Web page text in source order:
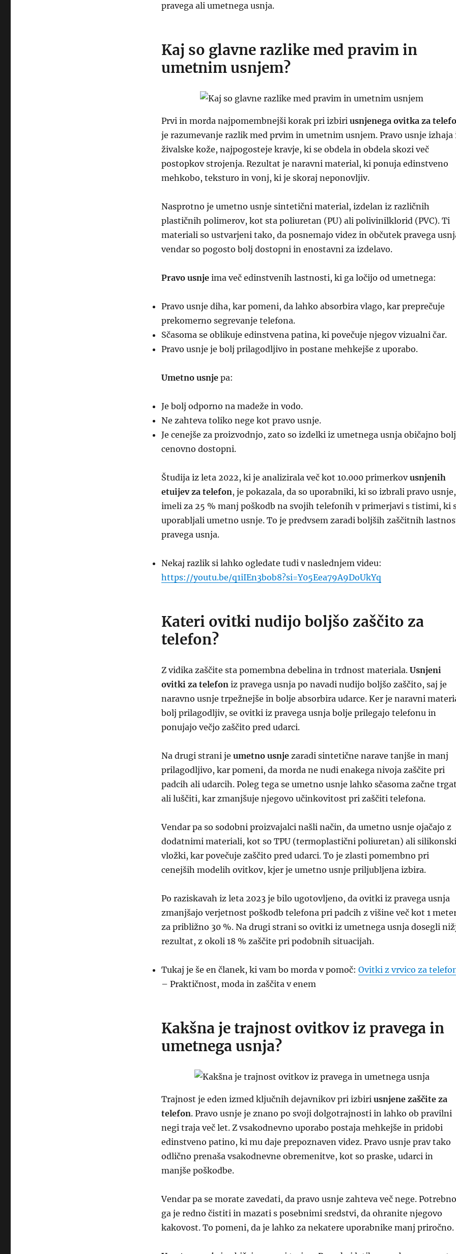
pravega ali umetnega usnja.
Kaj so glavne razlike med pravim in
umetnim usnjem?
Prvi in morda najpomembnejši korak pri izbiri usnjenega ovitka za
je razumevanje razlik med prvim in umetnim usnjem. Pravo usnje izhaja
živalske kože, najpogosteje kravje, ki se obdela in obdela skozi več
postopkov strojenja. Rezultat je naravni material, ki ponuja edinstveno
mehkobo, teksturo in vonj, ki je skoraj neponovljiv.
Nasprotno je umetno usnje sintetični material, izdelan iz različnih
plastičnih polimerov, kot sta poliuretan (PU) ali polivinilklorid (PVC). Ti
materiali so ustvarjeni tako, da posnemajo videz in občutek pravega
vendar so pogosto bolj dostopni in enostavni za izdelavo.
Pravo usnjeima več edinstvenih lastnosti, ki ga ločijo od umetnega:
Pravo usnje diha, kar pomeni, da lahko absorbira vlago, kar preprečuje
prekomerno segrevanje telefona.
Sčasoma se oblikuje edinstvena patina, ki povečuje njegov vizualni čar.
Pravo usnje je bolj prilagodljivo in postane mehkejše z uporabo.
Umetno usnjepa:
Je bolj odporno na madeže in vodo.
Ne zahteva toliko nege kot pravo usnje.
Je cenejše za proizvodnjo, zato so izdelki iz umetnega usnja običajno bolj
cenovno dostopni.
Študija iz leta 2022, ki je analizirala več kot 10.000 primerkovusnjenih
etuijev za telefon, je pokazala, da so uporabniki, ki so izbrali pravo usnje,
imeli za 25 % manj poškodb na svojih telefonih v primerjavi s tistimi, ki
uporabljali umetno usnje. To je predvsem zaradi boljših zaščitnih
pravega usnja.
Nekaj razlik si lahko ogledate tudi v naslednjem videu:
https://youtu.be/q1iIEn3bob8?si=Y05Eea79A9DoUkYq
Kateri ovitki nudijo boljšo zaščito za
telefon?
Z vidika zaščite sta pomembna debelina in trdnost materiala. Usnjeni
ovitki za telefoniz pravega usnja po navadi nudijo boljšo zaščito, saj je
naravno usnje trpežnejše in bolje absorbira udarce. Ker je naravni
bolj prilagodljiv, se ovitki iz pravega usnja bolje prilegajo telefonu in
ponujajo večjo zaščito pred udarci.
Na drugi strani je umetno usnjezaradi sintetične narave tanjše in manj
prilagodljivo, kar pomeni, da morda ne nudi enakega nivoja zaščite pri
padcih ali udarcih. Poleg tega se umetno usnje lahko sčasoma začne
ali luščiti, kar zmanjšuje njegovo učinkovitost pri zaščiti telefona.
Vendar pa so sodobni proizvajalci našli način, da umetno usnje ojačajo z
dodatnimi materiali, kot so TPU (termoplastični poliuretan) ali silikonski
vložki, kar povečuje zaščito pred udarci. To je zlasti pomembno pri
cenejših modelih ovitkov, kjer je umetno usnje priljubljena izbira.
Po raziskavah iz leta 2023 je bilo ugotovljeno, da ovitki iz pravega usnja
zmanjšajo verjetnost poškodb telefona pri padcih z višine več kot 1
za približno 30 %. Na drugi strani so ovitki iz umetnega usnja dosegli
rezultat, z okoli 18 % zaščite pri podobnih situacijah.
Tukaj je še en članek, ki vam bo morda v pomoč: Ovitki z vrvico za
– Praktičnost, moda in zaščita v enem
Kakšna je trajnost ovitkov iz pravega in
umetnega usnja?
Trajnost je eden izmed ključnih dejavnikov pri izbiri usnjene zaščite za
telefon. Pravo usnje je znano po svoji dolgotrajnosti in lahko ob pravilni
negi traja več let. Z vsakodnevno uporabo postaja mehkejše in pridobi
edinstveno patino, ki mu daje prepoznaven videz. Pravo usnje prav tako
odlično prenaša vsakodnevne obremenitve, kot so praske, udarci in
manjše poškodbe.
Vendar pa se morate zavedati, da pravo usnje zahteva več nege. Potrebno
ga je redno čistiti in mazati s posebnimi sredstvi, da ohranite njegovo
kakovost. To pomeni, da je lahko za nekatere uporabnike manj priročno.